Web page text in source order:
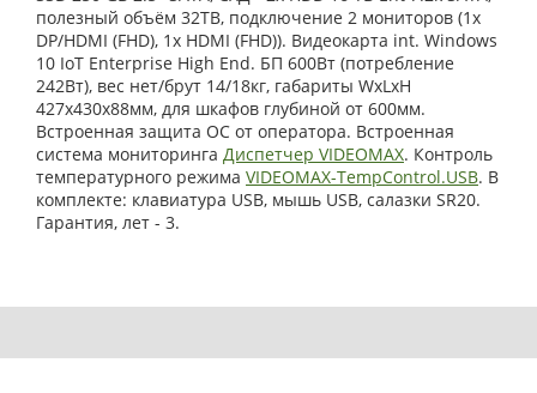
полезный объём 32TB, подключение 2 мониторов (1x
DP/HDMI (FHD), 1x HDMI (FHD)). Видеокарта int. Windows
10 IoT Enterprise High End. БП 600Вт (потребление
242Вт), вес нет/брут 14/18кг, габариты WxLxH
427x430x88мм, для шкафов глубиной от 600мм.
Встроенная защита ОС от оператора. Встроенная
система мониторинга Диспетчер VIDEOMAX. Контроль
температурного режима VIDEOMAX-TempControl.USB. В
комплекте: клавиатура USB, мышь USB, салазки SR20.
Гарантия, лет - 3.